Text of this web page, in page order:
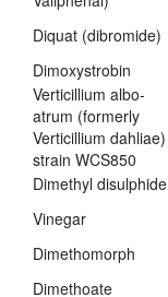
Diquat (dibromide)
Dimoxystrobin
Verticillium albo-
atrum (formerly
Verticillium dahliae)
strain WCS850
Dimethyl disulphide
Vinegar
Dimethomorph
Dimethoate